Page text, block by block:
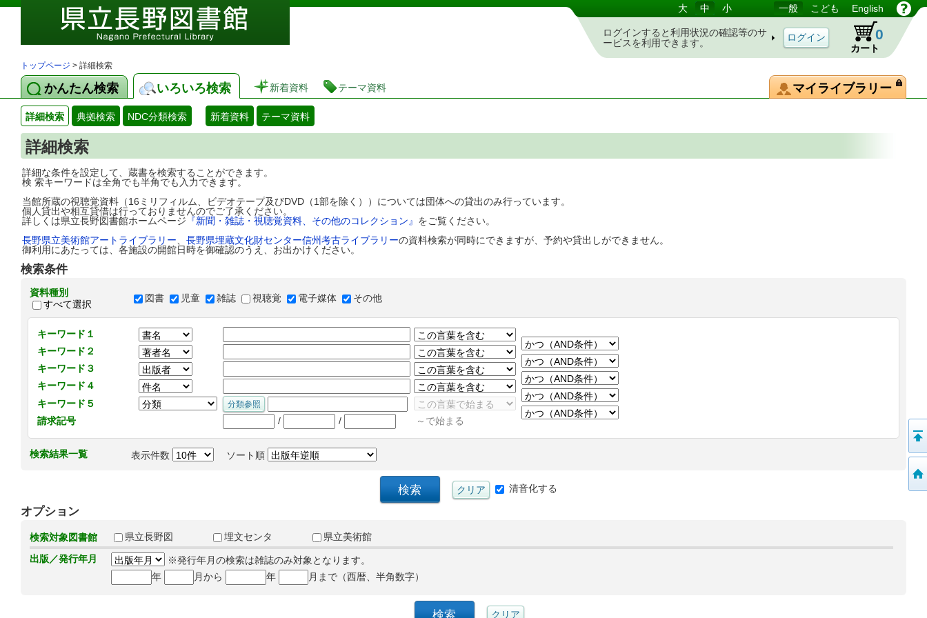
図書館 蔵書検索・予約システム 大 中 小 一般 こども English
ログインすると利用状況の確認等のサ
ービスを利用できます。
カート
0
トップページ > 詳細検索
かんたん検索 いろいろ検索 新着資料 テーマ資料 マイライブラリー
詳細検索 典拠検索 NDC分類検索 新着資料 テーマ資料
詳細検索
詳細な条件を設定して、蔵書を検索することができます。
検 索キーワードは全角でも半角でも入力できます。
当館所蔵の視聴覚資料（16ミリフィルム、ビデオテープ及びDVD（1部を除く））については団体への貸出のみ行っています。
個人貸出や相互貸借は行っておりませんのでご了承ください。
詳しくは県立長野図書館ホームページ 『新聞・雑誌・視聴覚資料、その他のコレクション』 をご覧ください。
長野県立美術館アートライブラリー
長野県埋蔵文化財センター信州考古ライブラリーの資料検索が同時にできますが、予約や貸出しができません。
御利用にあたっては、各施設の開館日時を御確認のうえ、お出かけください。
検索条件
資料種別
すべて選択
図書 児童 雑誌 視聴覚 電子媒体 その他
キーワード１
キーワード２
キーワード３
キーワード４
キーワード５
請求記号
/ / ～で始まる
検索結果一覧 表示件数 ソート順
清音化する
オプション
検索対象図書館 県立長野図 埋文センタ
県立美術館
出版／発行年月
※発行年月の検索は雑誌のみ対象となります。
年
月から 年 月まで（西暦、半角数字）